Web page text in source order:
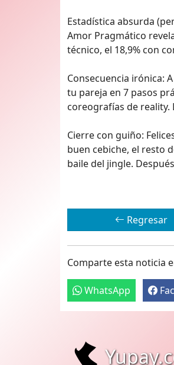
Estadística absurda
Amor Pragmático
técnico, el 18,9% con
Consecuencia irónica:
tu pareja en 7 pasos
coreografías de reality.
Cierre con guiño:
buen cebiche, el resto
baile del jingle.
Regresar
Comparte esta noticia
WhatsApp